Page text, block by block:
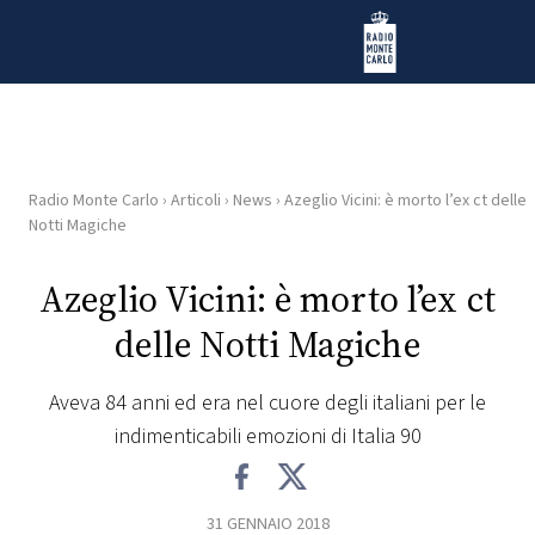
Radio Monte Carlo
HOME
RADIO
PLAYLIST
Radio Monte Carlo › Articoli › News › Azeglio Vicini: è morto l’ex ct delle
Notti Magiche
Azeglio Vicini: è morto l’ex ct
delle Notti Magiche
Aveva 84 anni ed era nel cuore degli italiani per le
indimenticabili emozioni di Italia 90
31 GENNAIO 2018